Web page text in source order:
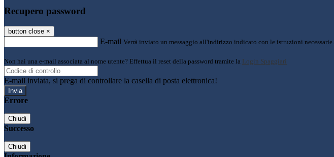
Recupero password
button close ×
E-mail Verrà inviato un messaggio all'indirizzo indicato con le istruzioni necessarie.
Non hai una e-mail associata al nome utente? Effettua il reset della password tramite la Login Spaggiari
E-mail inviata, si prega di controllare la casella di posta elettronica!
Errore
Chiudi
Successo
Chiudi